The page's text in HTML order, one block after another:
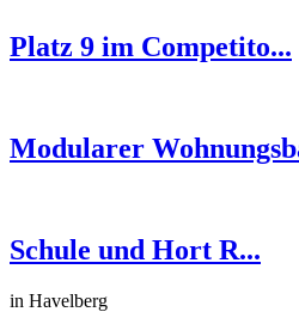
Platz 9 im Competito...
Modularer
Schule und Hort R...
in Havelberg